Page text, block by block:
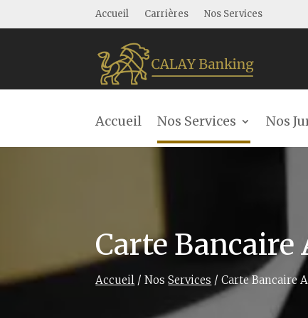
Accueil Carrières Nos Services
Accueil Nos Services Nos
Carte Bancaire
Accueil /NosServices / Carte Bancaire